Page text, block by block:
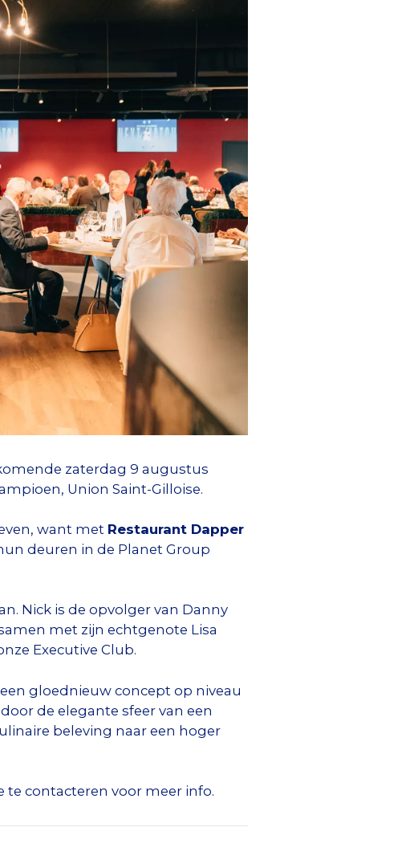
zaterdag 9 augustus
Union Saint-Gilloise.
want met Restaurant Dapper
deuren in de Planet Group
Nick is de opvolger van Danny
met zijn echtgenote Lisa
Executive Club.
gloednieuw concept op niveau
de elegante sfeer van een
beleving naar een hoger
te contacteren voor meer info.